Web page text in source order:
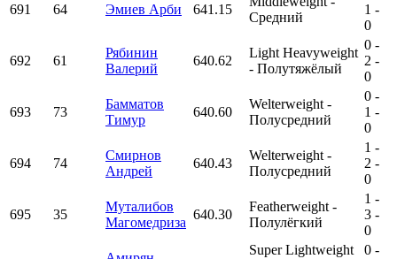
691 64 Эмиев Арби 641.15
Средний
1 -
0
692 61
Рябинин
Валерий
640.62
Light Heavyweight
- Полутяжёлый
0 -
2 -
0
693 73
Бамматов
Тимур
640.60
Welterweight -
Полусредний
0 -
1 -
0
694 74
Смирнов
Андрей
640.43
Welterweight -
Полусредний
1 -
2 -
0
695 35
Муталибов
Магомедриза
640.30
Featherweight -
Полулёгкий
1 -
3 -
0
Super Lightweight
0 -